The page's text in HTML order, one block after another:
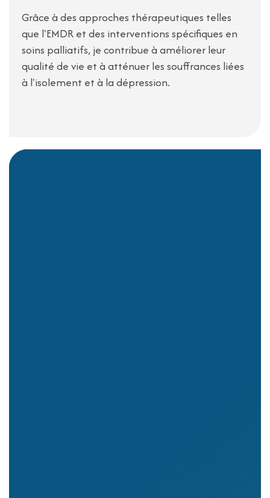
Grâce à des approches thérapeutiques telles
que l'EMDR et des interventions spécifiques en
soins palliatifs, je contribue à améliorer leur
qualité de vie et à atténuer les souffrances liées
à l'isolement et à la dépression.